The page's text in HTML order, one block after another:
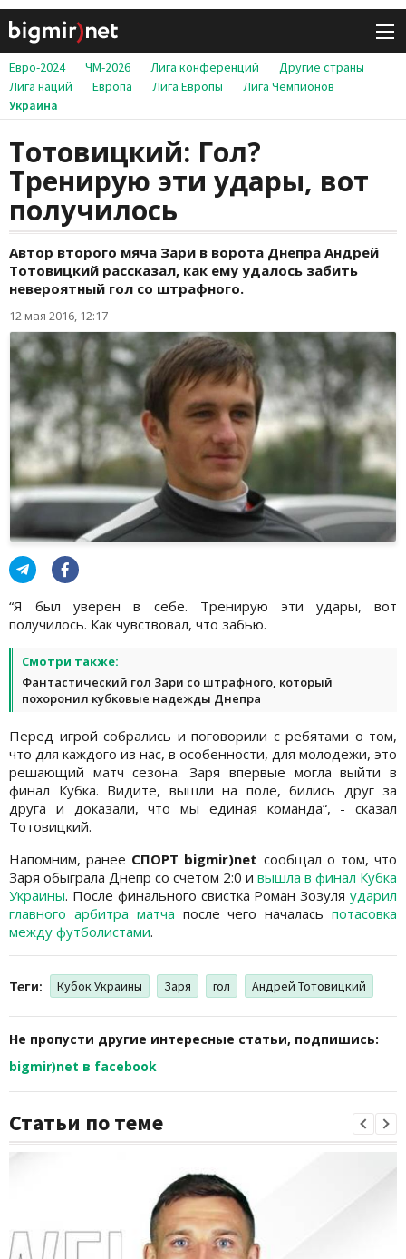
Евро-2024 ЧМ-2026 Лига конференций
Другие страны
Лига наций
Европа Лига Европы
Лига Чемпионов
Украина
Тотовицкий: Гол?
Тренирую эти удары, вот
получилось
Автор второго мяча Зари в ворота Днепра Андрей
Тотовицкий рассказал, как ему удалось забить
невероятный гол со штрафного.
12 мая 2016, 12:17
“Я был уверен в себе. Тренирую эти удары, вот
получилось. Как чувствовал, что забью.
Смотри также:
Фантастический гол Зари со штрафного, который
похоронил кубковые надежды Днепра
Перед игрой собрались и поговорили с ребятами о том,
что для каждого из нас, в особенности, для молодежи, это
решающий матч сезона. Заря впервые могла выйти в
финал Кубка. Видите, вышли на поле, бились друг за
друга и доказали, что мы единая команда“, - сказал
Тотовицкий.
Напомним, ранее СПОРТ bigmir)net сообщал о том, что
Заря обыграла Днепр со счетом 2:0 и вышла в финал Кубка
Украины. После финального свистка Роман Зозуля ударил
главного арбитра матча после чего началасьпотасовка
между футболистами.
Теги: Кубок Украины Заря гол Андрей Тотовицкий
Не пропусти другие интересные статьи, подпишись:
bigmir)net в facebook
Статьи по теме